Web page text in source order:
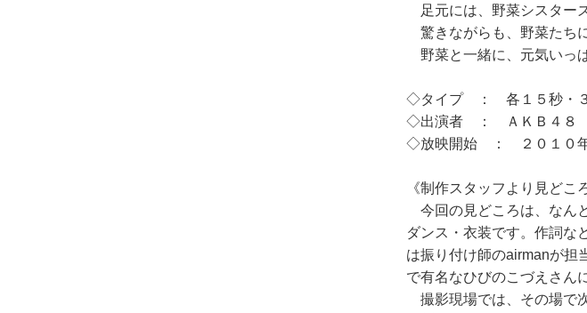
足元には、野菜シスター
驚きながらも、野菜たち
野菜と一緒に、元気いっ
◇タイプ ： 各１５秒・
◇出演者 ： ＡＫＢ４８
◇放映開始 ： ２０１０
《制作スタッフより見どこ
今回の見どころは、なん
ダンス・衣装です。作詞な
は振り付け師のairmanが担
で有名なひびのこづえさん
撮影現場では、その場で